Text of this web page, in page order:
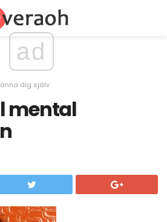
ad
dig själv
mental